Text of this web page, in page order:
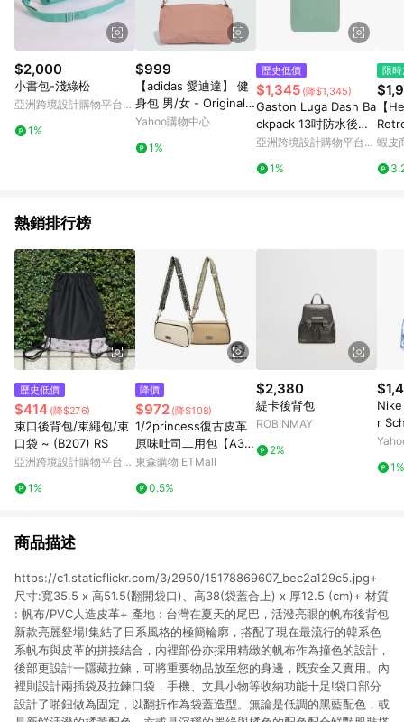
則請以點數紅包活動說明為準。 11. 若於 LINE 購物前往 Pinkoi
頁面後才首次下載 Pinkoi APP 並完成訂單，不符合導購資格；承
上，首次下載 Pinkoi APP 後，需透過 LINE 購物前往 Pinkoi 頁
面，方享導購資格。
$2,000
小書包-淺綠松
亞洲跨境設計購物平台
1%
$999
【adidas 愛迪達】 健
身包 男/女 - Originals
JX3121
Yahoo購物中心
1%
歷史低價
$1,345 (降$1,345)
Gaston Luga Dash Ba
ckpack 13吋防水後背
包- 薄荷綠【現貨】
亞洲跨境設計購物平台
1%
限
【
背包
蝦皮
熱銷排行榜
歷史低價
$414 (降$276)
束口後背包/束繩包/束
口袋 ~ (B207) RS
亞洲跨境設計購物平台
1%
降價
$972 (降$108)
1/2princess復古皮革
原味吐司二用包【A30
31】
東森購物 ETMall
0.5%
$2,380
緹卡後背包
ROBINMAY
2%
r
袋
1%
商品描述
https://c1.staticflickr.com/3/2950/15178869607_bec2a129c5.jpg+
尺寸:寬35.5 x 高51.5(翻開袋口)、高38(袋蓋合上) x 厚12.5 (cm)+ 材質
: 帆布/PVC人造皮革+ 產地 : 台灣在夏天的尾巴，活潑亮眼的帆布後背包
新款亮麗豋場!集結了日系風格的極簡輪廓，搭配了現在最流行的韓系色
系帆布與皮革的拼接結合，內裡部份亦採用精緻的帆布作為撞色的設計，
後部更設計一隱藏拉鍊，可將重要物品放至您的身邊，既安全又實用。內
裡則設計兩插袋及拉鍊口袋，手機、文具小物等收納功能十足!袋口部分
設計了啪鈕做為固定，以翻折作為袋蓋造型。無論是低調的黑藍配色，或